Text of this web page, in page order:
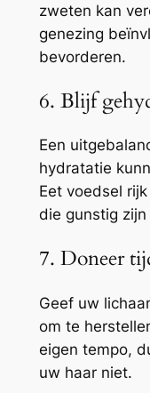
zweten kan
genezing
bevorderen.
6. Blijf
Een
hydratatie
Eet voedsel
die gunstig
7. Doneer
Geef uw
om te
eigen tempo,
uw haar niet.